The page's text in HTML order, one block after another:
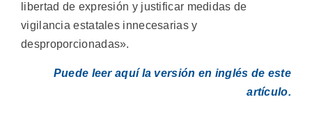
libertad de expresión y justificar medidas de
vigilancia estatales innecesarias y
desproporcionadas».
Puede leer aquí la versión en inglés de este
artículo.